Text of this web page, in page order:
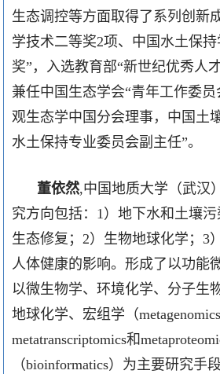
生态调控等方面取得了系列创新
学技术二等奖2项、中国水土保
奖”，入选教育部“新世纪优秀人
兼任中国生态学会“青年工作委
观生态学中国分会理事，中国土
水土保持专业委员会副主任”。
董依然,中国地质大学（武汉
究方向包括： 1 ）地下水和土壤
生态修复； 2）生物地球化学； 3
人体健康的影响。形成了以功能
以微生物学、环境化学、分子生
地球化学、宏组学（metagenomics
metatranscriptomics和
（bioinformatics）为主要研究手